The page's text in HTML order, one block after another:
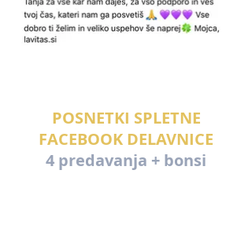
POSNETKI SPLETNE
FACEBOOK DELAVNICE
4 predavanja + bonsi